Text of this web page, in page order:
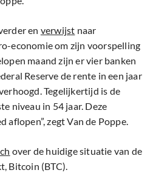
en verwijst naar
economie om zijn voorspelling
maand zijn er vier banken
Reserve de rente in een jaar
Tegelijkertijd is de
niveau in 54 jaar. Deze
aflopen”, zegt Van de Poppe.
over de huidige situatie van de
Bitcoin (BTC).